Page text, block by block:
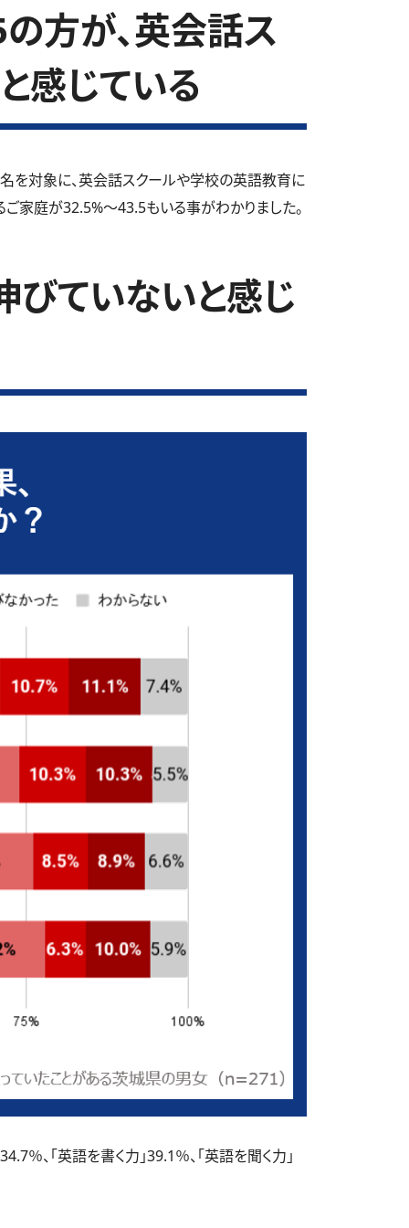
方が、英会話ス
感じている
を対象に、英会話スクールや学校の英語教育に
ご家庭が32.5%～43.5もいる事がわかりました。
びていないと感じ
、「英語を書く力」39.1％、「英語を聞く力」